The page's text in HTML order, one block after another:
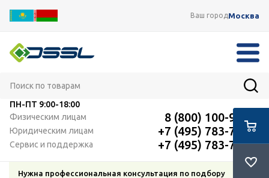
Ваш городМосква
ПН-ПТ 9:00-18:00
Физическим лицам
8 (800) 100-91-12
Юридическим лицам +7 (495) 783-72-87
Сервис и поддержка +7 (495) 783-72-87
Нужна профессиональная консультация по подбору